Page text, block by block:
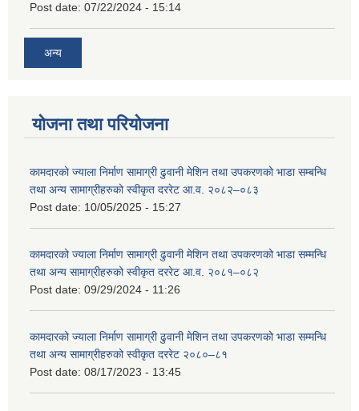
Post date: 07/22/2024 - 15:14
अन्य
योजना तथा परियोजना
कामदारको ज्याला निर्माण सामाग्री ढुवानी मेशिन तथा उपकरणको भाडा सम्बन्धि
तथा अन्य सामाग्रीहरुको स्वीकृत दररेट आ.व. २०८२–०८३
Post date: 10/05/2025 - 15:27
कामदारको ज्याला निर्माण सामाग्री ढुवानी मेशिन तथा उपकरणको भाडा सम्मन्धि
तथा अन्य सामाग्रीहरुको स्वीकृत दररेट आ.व. २०८१–०८२
Post date: 09/29/2024 - 11:26
कामदारको ज्याला निर्माण सामाग्री ढुवानी मेशिन तथा उपकरणको भाडा सम्मन्धि
तथा अन्य सामाग्रीहरुको स्वीकृत दररेट २०८०–८१
Post date: 08/17/2023 - 13:45